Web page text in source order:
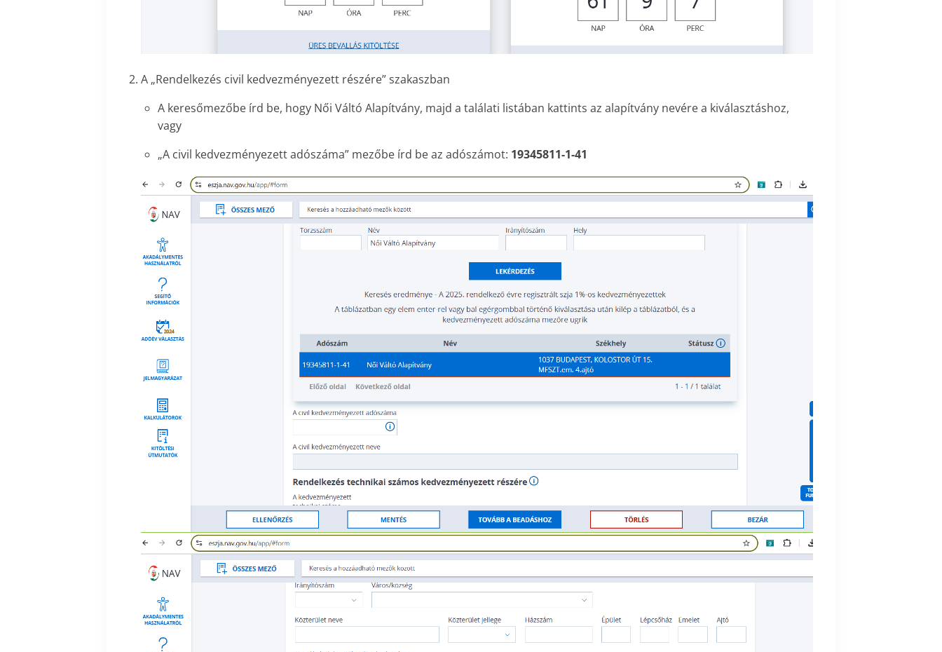
A „Rendelkezés civil kedvezményezett részére” szakaszban
A keresőmezőbe írd be, hogy Női Váltó Alapítvány, majd a találati listában kattints az alapítvány nevére a kiválasztáshoz,
vagy
„A civil kedvezményezett adószáma” mezőbe írd be az adószámot: 19345811-1-41